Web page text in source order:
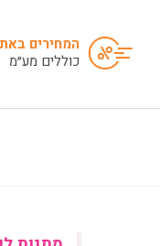
המחירים
כוללים מע״מ